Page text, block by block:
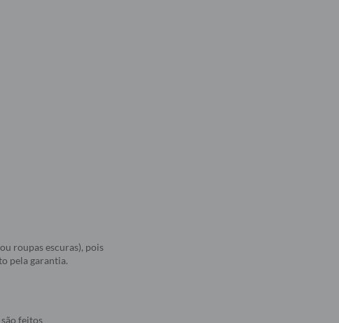
roupas escuras), pois
pela garantia.
são feitos